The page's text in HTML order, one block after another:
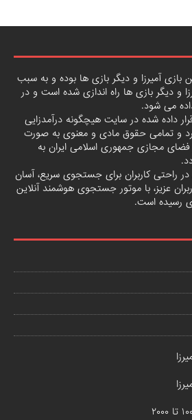
بازی آمیرزا و دیگر بازی ها بوده و به سبب
و دیگر بازی ها راه اندازی شده است و در
می شود.
داده شده در سایت هیچگونه درآمدزایی
و تمامی حقوق مادی و معنوی به صورت
مجازی جمهوری اسلامی ایران به
راحتی کاربران برای جستجوی سریع، آسان
عزیز، با موتور جستجوی هوشمند آنلاین
رسیده است.